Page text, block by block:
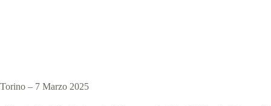
Torino – 7 Marzo 2025